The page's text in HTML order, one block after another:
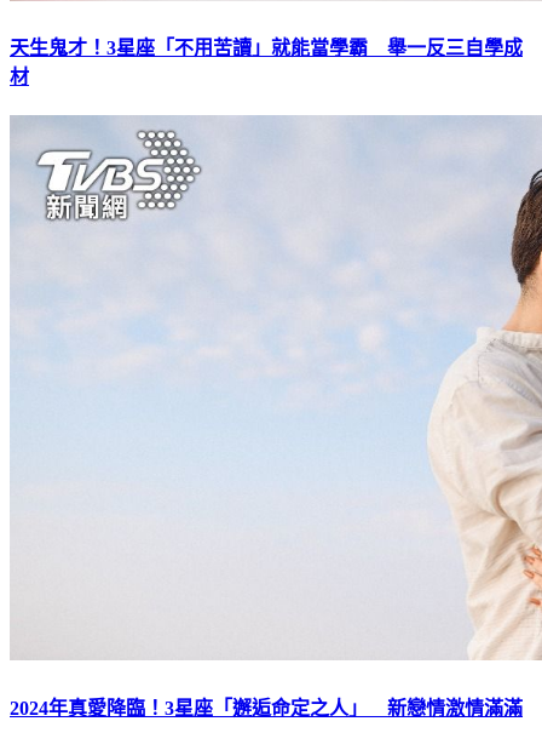
天生鬼才！3星座「不用苦讀」就能當學霸 舉一反三自學成
材
2024年真愛降臨！3星座「邂逅命定之人」 新戀情激情滿滿